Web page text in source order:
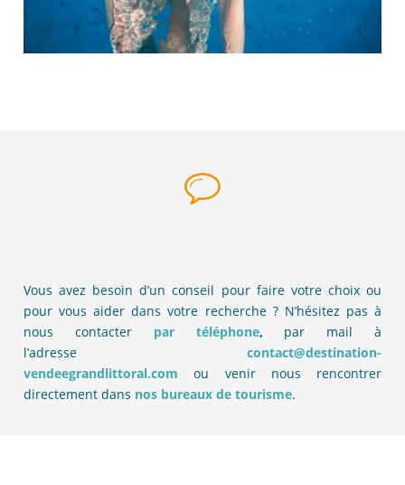
Vous avez besoin d’un conseil pour faire votre choix ou
pour vous aider dans votre recherche ? N’hésitez pas à
nous contacter par téléphone, par mail à
l’adresse contact@destination-
vendeegrandlittoral.com ou venir nous rencontrer
directement dans nos bureaux de tourisme.